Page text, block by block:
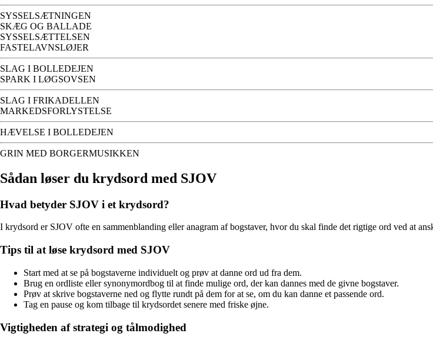
SYSSELSÆTNINGEN
SKÆG OG BALLADE
SYSSELSÆTTELSEN
FASTELAVNSLØJER
SLAG I BOLLEDEJEN
SPARK I LØGSOVSEN
SLAG I FRIKADELLEN
MARKEDSFORLYSTELSE
HÆVELSE I BOLLEDEJEN
GRIN MED BORGERMUSIKKEN
Sådan løser du krydsord med SJOV
Hvad betyder SJOV i et krydsord?
I krydsord er SJOV ofte en sammenblanding eller anagram af bogstaver, hvor du skal finde det rigtige ord ved at
Tips til at løse krydsord med SJOV
Start med at se på bogstaverne individuelt og prøv at danne ord ud fra dem.
Brug en ordliste eller synonymordbog til at finde mulige ord, der kan dannes med de givne bogstaver.
Prøv at skrive bogstaverne ned og flytte rundt på dem for at se, om du kan danne et passende ord.
Tag en pause og kom tilbage til krydsordet senere med friske øjne.
Vigtigheden af strategi og tålmodighed